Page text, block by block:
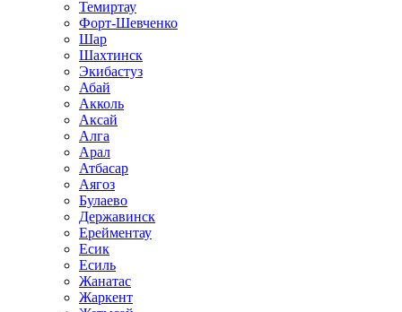
Темиртау
Форт-Шевченко
Шар
Шахтинск
Экибастуз
Абай
Акколь
Аксай
Алга
Арал
Атбасар
Аягоз
Булаево
Державинск
Ерейментау
Есик
Есиль
Жанатас
Жаркент